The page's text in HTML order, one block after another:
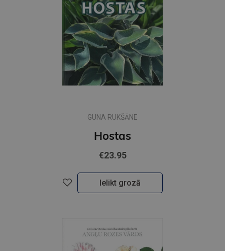
GUNA RUKŠĀNE
Hostas
€23.95
Ielikt grozā